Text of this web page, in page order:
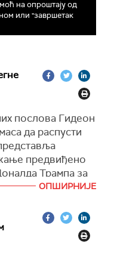
на опроштају од
или "завршетак
послова Гидеон
да распусти
предвиђено
Трампа за
енклаве.
Његова привидна
ОПШИРНИЈЕ